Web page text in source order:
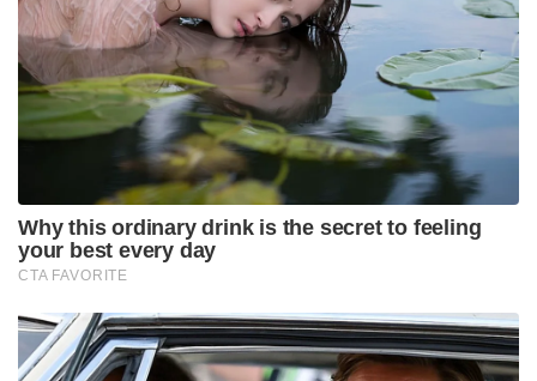
പാകിസ്താൻ കേന്ദ്രീകരിച്ച് പ്രവർത്തിക്കുന്ന ഭീകര
സംഘടനയായ ലഷ്കർ ഇ തൊയ്ബ ആണ്
ഭീകരാക്രമണത്തിന് പദ്ധതിയിടുന്നത് എന്നാണ്
ഇന്റലിജൻസ് റിപ്പോർട്ട്. കഴിഞ്ഞ വർഷം
ചുവപ്പുകോട്ടയ്ക്ക് സമീപം നടന്ന കാർ ബോംബ്
സ്ഫോടനത്തിന് സമാനമായ അക്രമങ്ങൾ
ആവർത്തിക്കാൻ സാധ്യതയുള്ളതിനാൽ അതീവ
ജാഗ്രത പാലിക്കണമെന്ന് സുരക്ഷാ ഉദ്യോഗസ്ഥർക്ക്
കർശന നിർദ്ദേശം നൽകിയിട്ടുണ്ട്. പ്രധാന ഗതാഗത
എന്നിവിടങ്ങളിൽ ‘ആൻ്റി സബോട്ടേജ്’
പരിശോധനകൾ ഊർജിതമാക്കി. ഡൽഹി